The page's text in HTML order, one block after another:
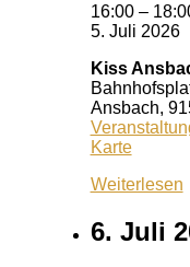
16:00 –
5. Juli 2026
Kiss
Ansbach,
KarteKiss
Weiterlesen
6. Juli